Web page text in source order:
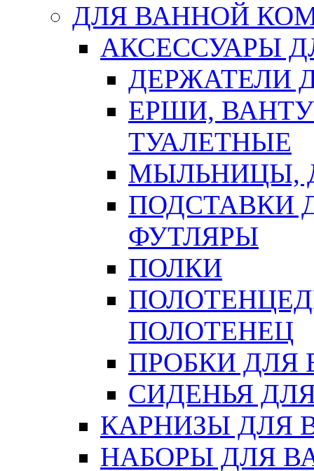
ДЛЯ ВАННОЙ
АКСЕССУАРЫ
ДЕРЖАТЕЛИ
ЕРШИ,
ТУАЛЕТНЫЕ
МЫЛЬНИЦЫ,
ПОДСТАВКИ
ФУТЛЯРЫ
ПОЛКИ
ПОЛОТЕНЕЦ
ПРОБКИ ДЛЯ
СИДЕНЬЯ
КАРНИЗЫ ДЛЯ
НАБОРЫ ДЛЯ